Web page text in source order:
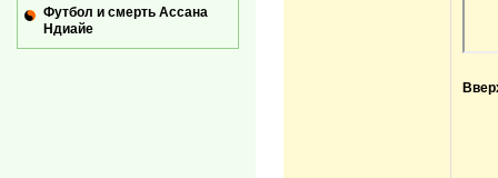
Футбол и смерть Ассана
Ндиайе